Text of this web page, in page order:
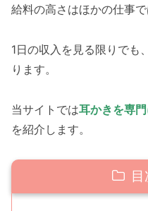
給料の高さはほかの仕事で
1日の収入を見る限りでも
ります。
当サイトでは耳かきを専
を紹介します。
目